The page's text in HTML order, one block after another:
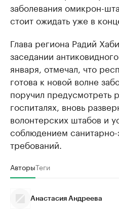
заболевания омикрон-
стоит ожидать уже в
Глава региона Радий
заседании
января, отмечал, что
готова к новой волне
поручил предусмотреть
госпиталях, вновь
волонтерских штабов и
соблюдением
требований.
АвторыТеги
Анастасия Андреева